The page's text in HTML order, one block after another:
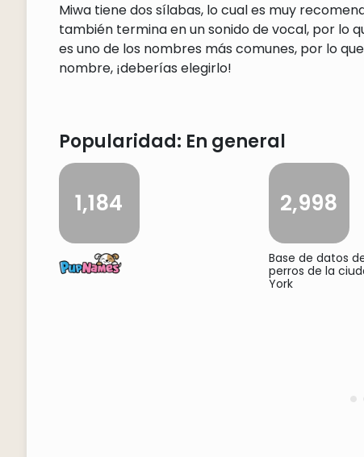
Miwa tiene dos sílabas, lo cual es muy
también termina en un sonido de vocal, por lo
es uno de los nombres más comunes, por lo
nombre, ¡deberías elegirlo!
Popularidad: En general
1,184 2,998
Base de datos
perros de la
York